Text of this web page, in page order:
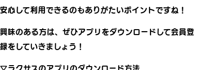
安心して利用できるのもありがたいポイントですね！
興味のある方は、ぜひアプリをダウンロードして会員登
録をしていきましょう！
▽ラクサスのアプリのダウンロード方法